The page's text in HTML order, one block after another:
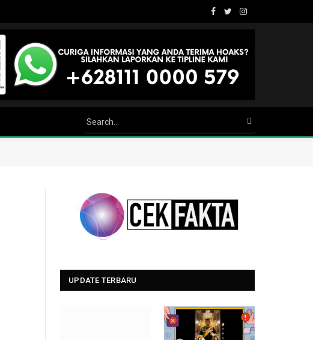
Facebook
TwitterInstagram
UPDATE TERBARU